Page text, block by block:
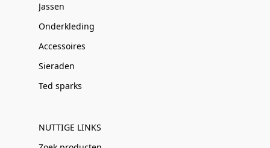
Jassen
Onderkleding
Accessoires
Sieraden
Ted sparks
NUTTIGE LINKS